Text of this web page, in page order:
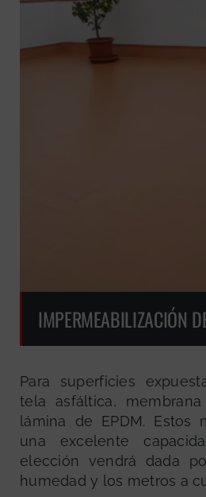
IMPERMEABILIZACIÓN
Para superficies
tela asfáltica,
lámina de EPDM. Estos
una excelente
elección vendrá dada
humedad y los metros a